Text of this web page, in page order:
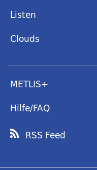
Listen
Clouds
METLIS+
Hilfe/FAQ
RSS Feed